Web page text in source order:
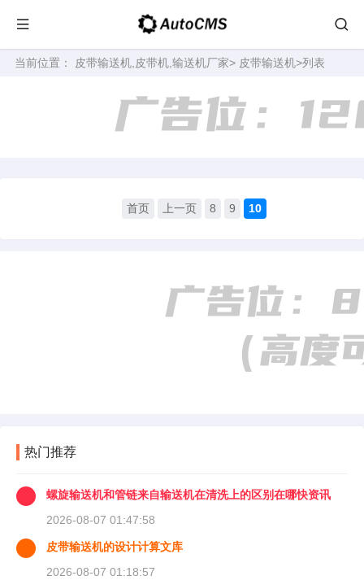
当前位置： 皮带输送机,皮带机,输送机厂家> 皮带输送机>列表
首页 上一页 8 9 10
热门推荐
螺旋输送机和管链来自输送机在清洗上的区别在哪快资讯
2026-08-07 01:47:58
皮带输送机的设计计算文库
2026-08-07 01:18:57